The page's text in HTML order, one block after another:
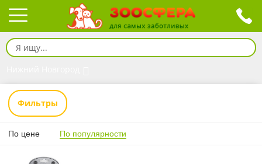
Фильтры
По цене По популярности